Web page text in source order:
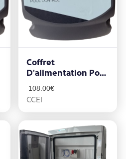
Coffret
D’alimentation Pour
Projecteur PICCOLO
– PIMT33
108.00€
CCEI